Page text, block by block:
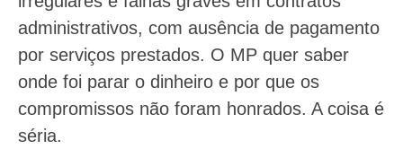
administrativos, com ausência de pagamento
por serviços prestados. O MP quer saber
onde foi parar o dinheiro e por que os
compromissos não foram honrados. A coisa é
séria.